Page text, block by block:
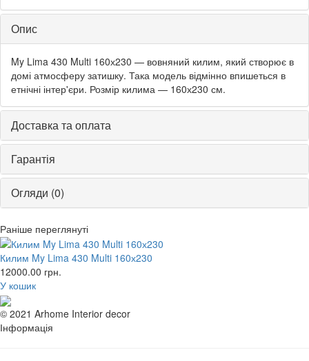
Опис
My Lima 430 Multi 160х230 — вовняний килим, який створює в
домі атмосферу затишку. Така модель відмінно впишеться в
етнічні інтер'єри. Розмір килима — 160х230 см.
Доставка та оплата
Гарантія
Огляди (0)
Раніше переглянуті
Килим My Lima 430 Multi 160х230
12000.00 грн.
У кошик
© 2021 Arhome Interior decor
Інформація